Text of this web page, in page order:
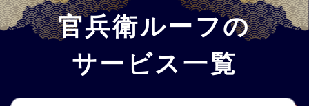
官兵衛ルーフの
サービス一覧